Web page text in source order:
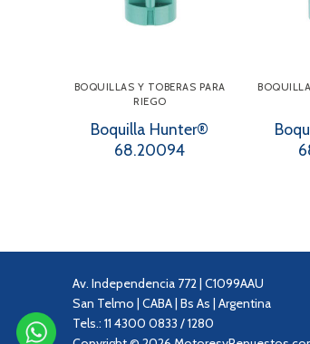
BOQUILLAS Y TOBERAS PARA
RIEGO
Boquilla Hunter®
68.20094
Av. Independencia 772 | C1099AAU
San Telmo | CABA | Bs As | Argentina
Tels.: 11 4300 0833 / 1280